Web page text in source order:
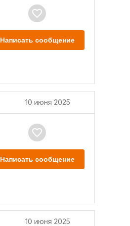
Написать сообщение
10 июня 2025
Написать сообщение
10 июня 2025